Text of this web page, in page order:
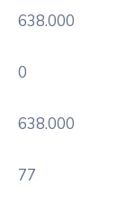
638.000
0
638.000
77